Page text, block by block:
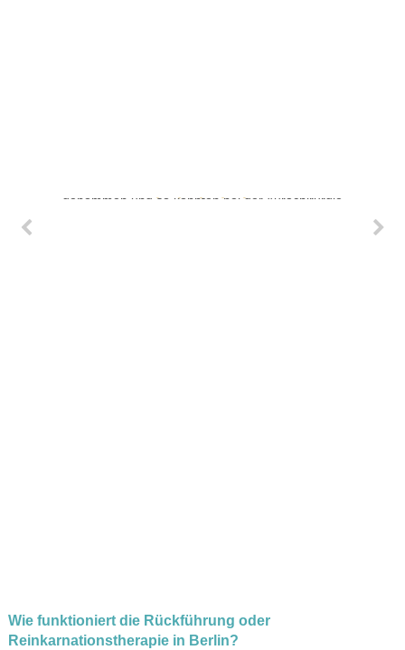
Beine gestellt. Dies hat mir fantastisch und sehr
Wie funktioniert die Rückführung oder
Reinkarnationstherapie in Berlin?